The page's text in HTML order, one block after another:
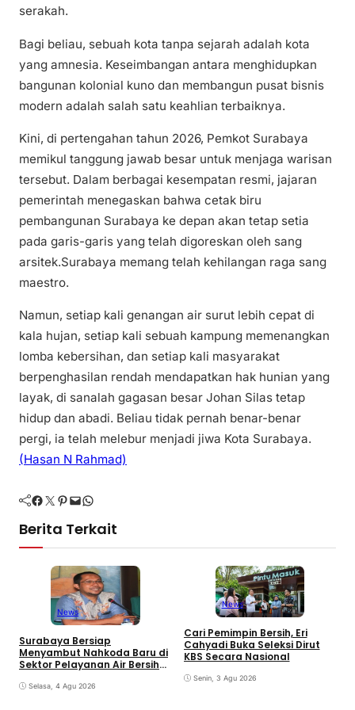
serakah.
Bagi beliau, sebuah kota tanpa sejarah adalah kota
yang amnesia. Keseimbangan antara menghidupkan
bangunan kolonial kuno dan membangun pusat bisnis
modern adalah salah satu keahlian terbaiknya.
Kini, di pertengahan tahun 2026, Pemkot Surabaya
memikul tanggung jawab besar untuk menjaga warisan
tersebut. Dalam berbagai kesempatan resmi, jajaran
pemerintah menegaskan bahwa cetak biru
pembangunan Surabaya ke depan akan tetap setia
pada garis-garis yang telah digoreskan oleh sang
arsitek.Surabaya memang telah kehilangan raga sang
maestro.
Namun, setiap kali genangan air surut lebih cepat di
kala hujan, setiap kali sebuah kampung memenangkan
lomba kebersihan, dan setiap kali masyarakat
berpenghasilan rendah mendapatkan hak hunian yang
layak, di sanalah gagasan besar Johan Silas tetap
hidup dan abadi. Beliau tidak pernah benar-benar
pergi, ia telah melebur menjadi jiwa Kota Surabaya.
(Hasan N Rahmad)
Facebook Twitter Pinterest Mail WhatsApp
Berita Terkait
News
Surabaya Bersiap
Menyambut Nahkoda Baru di
Sektor Pelayanan Air Bersih
Selasa, 4 Agu 2026
News
Cari Pemimpin Bersih, Eri
Cahyadi Buka Seleksi Dirut
KBS Secara Nasional
Senin, 3 Agu 2026